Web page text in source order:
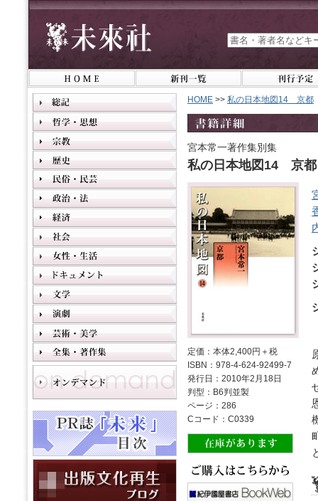
HOME >> 私の日本地図14 京都
宮本常一著作集別集
私の日本地図14 京都
定価：本体2,400円＋税
ISBN：978-4-624-92499-7
発行日：2010年2月18日
判型：B6判並製
ページ：286
Cコード：C0339